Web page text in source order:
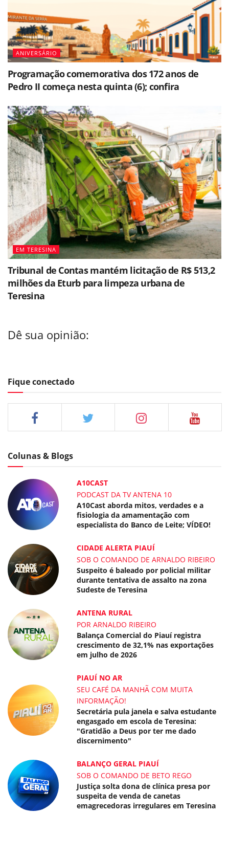
ANIVERSÁRIO
Programação comemorativa dos 172 anos de
Pedro II começa nesta quinta (6); confira
EM TERESINA
Tribunal de Contas mantém licitação de R$ 513,2
milhões da Eturb para limpeza urbana de
Teresina
Dê sua opinião:
Fique conectado
Colunas & Blogs
A10CAST
PODCAST DA TV ANTENA 10
A10Cast aborda mitos, verdades e a
fisiologia da amamentação com
especialista do Banco de Leite; VÍDEO!
CIDADE ALERTA PIAUÍ
SOB O COMANDO DE ARNALDO RIBEIRO
Suspeito é baleado por policial militar
durante tentativa de assalto na zona
Sudeste de Teresina
ANTENA RURAL
POR ARNALDO RIBEIRO
Balança Comercial do Piauí registra
crescimento de 32,1% nas exportações
em julho de 2026
PIAUÍ NO AR
SEU CAFÉ DA MANHÃ COM MUITA
INFORMAÇÃO!
Secretária pula janela e salva estudante
engasgado em escola de Teresina:
"Gratidão a Deus por ter me dado
discernimento"
BALANÇO GERAL PIAUÍ
SOB O COMANDO DE BETO REGO
Justiça solta dona de clínica presa por
suspeita de venda de canetas
emagrecedoras irregulares em Teresina